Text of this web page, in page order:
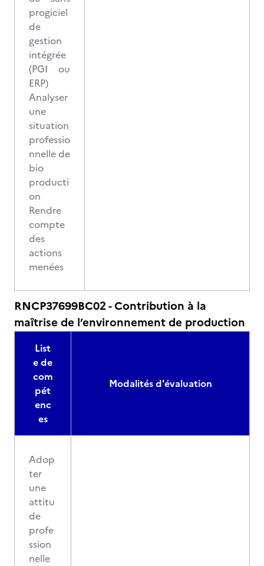
progiciel
de
gestion
intégrée
(PGI ou
ERP)
Analyser
une
situation
professio
nnelle de
bio
producti
on
Rendre
compte
des
actions
menées
RNCP37699BC02 - Contribution à la
maîtrise de l’environnement de production
List
e de
com
pét
enc
es
Modalités d'évaluation
Adop
ter
une
attitu
de
profe
ssion
nelle